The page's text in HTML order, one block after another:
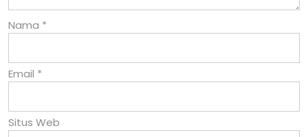
Nama *
Email *
Situs Web